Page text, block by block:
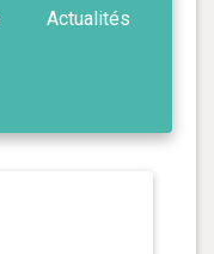
Actualités